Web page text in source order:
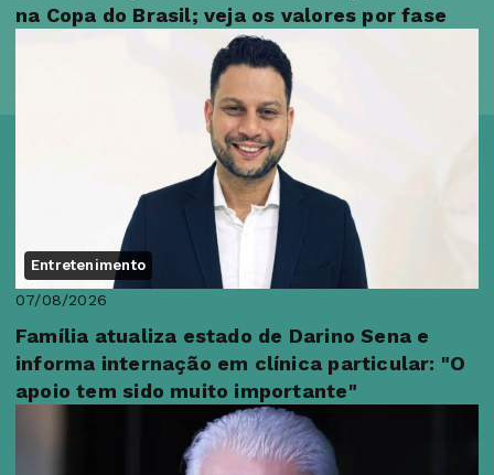
na Copa do Brasil; veja os valores por fase
Entretenimento
07/08/2026
Família atualiza estado de Darino Sena e
informa internação em clínica particular: "O
apoio tem sido muito importante"